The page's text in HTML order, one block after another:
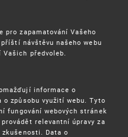
pro zapamatování Vašeho
návštěvu našeho webu
předvoleb.
informace o
způsobu využití webu. Tyto
fungování webových stránek
relevantní úpravy za
Data o